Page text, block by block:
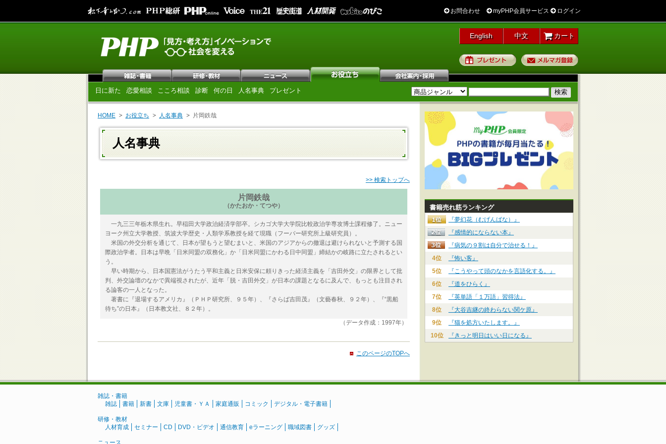
お問合わせ myPHP会員サービス ログイン
English 中文 カート
プレゼント
日に新た 恋愛相談 こころ相談 診断 何の日 人名事典 プレゼント
HOME お役立ち 人名事典 片岡鉄哉
人名事典
>> 検索トップへ
片岡鉄哉
（かたおか・てつや）
一九三三年栃木県生れ。早稲田大学政治経済学部卒。シカゴ大学大学院比較政治学専攻博士課程修了。ニュー
ヨーク州立大学教授、筑波大学歴史・人類学系教授を経て現職（フーバー研究所上級研究員）。
米国の外交分析を通じて、日本が望もうと望むまいと、米国のアジアからの撤退は避けられないと予測する国
際政治学者。日本は早晩「日米同盟の双務化」か「日米同盟にかわる日中同盟」締結かの岐路に立たされるとい
う。
早い時期から、日本国憲法がうたう平和主義と日米安保に頼りきった経済主義を「吉田外交」の限界として批
判、外交論壇のなかで異端視されたが、近年「脱・吉田外交」が日本の課題となるに及んで、もっとも注目され
る論客の一人となった。
著書に『退場するアメリカ』（ＰＨＰ研究所、９５年）、『さらば吉田茂』（文藝春秋、９２年）、『“黒船
待ち”の日本』（日本教文社、８２年）。
（データ作成：1997年）
このページのTOPへ
書籍売れ筋ランキング
『夢幻花（むげんばな）』
『感情的にならない本』
『病気の９割は自分で治せる！』
4位
『怖い客』
5位
『こうやって頭のなかを言語化する。』
6位
『道をひらく』
7位
『英単語「１万語」習得法』
8位
『大谷吉継の終わらない関ケ原』
9位
『猫を処方いたします。』
10位
『きっと明日はいい日になる』
雑誌・書籍
雑誌
書籍 新書 文庫 児童書・ＹＡ 家庭通販 コミック デジタル・電子書籍
研修・教材
人材育成
セミナー CD DVD・ビデオ 通信教育 eラーニング 職域図書 グッズ
ニュース